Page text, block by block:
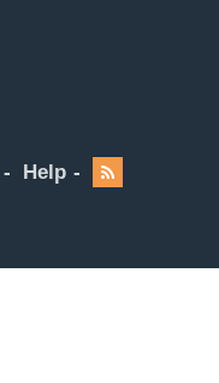
Help